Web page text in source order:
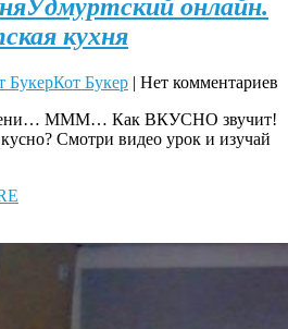
Удмуртский онлайн.
кухня
БукерКот Букер | Нет комментариев
МММ… Как ВКУСНО звучит!
Смотри видео урок и изучай